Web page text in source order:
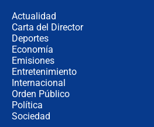
Actualidad
Carta del Director
Deportes
Economía
Emisiones
Entretenimiento
Internacional
Orden Público
Política
Sociedad